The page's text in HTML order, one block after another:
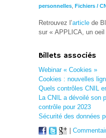
personnelles Fichiers /
Retrouvez l’article de
sur « APPLICA, un
Billets associés
Webinar « Cookies »
Cookies : nouvelles
Quels contrôles CNIL
La CNIL a dévoilé son
contrôle pour 2023
Sécurité des données